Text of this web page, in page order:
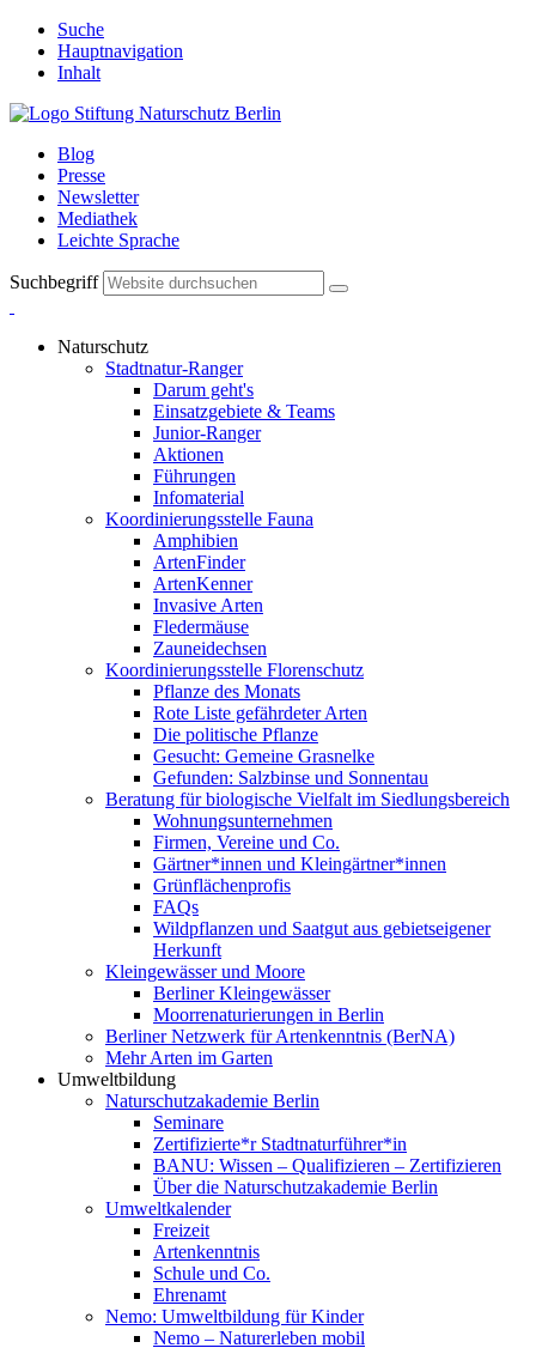
Suche
Hauptnavigation
Inhalt
Blog
Presse
Newsletter
Mediathek
Leichte Sprache
Suchbegriff
Naturschutz
Stadtnatur-Ranger
Darum geht's
Einsatzgebiete & Teams
Junior-Ranger
Aktionen
Führungen
Infomaterial
Koordinierungsstelle Fauna
Amphibien
ArtenFinder
ArtenKenner
Invasive Arten
Fledermäuse
Zauneidechsen
Koordinierungsstelle Florenschutz
Pflanze des Monats
Rote Liste gefährdeter Arten
Die politische Pflanze
Gesucht: Gemeine Grasnelke
Gefunden: Salzbinse und Sonnentau
Beratung für biologische Vielfalt im Siedlungsbereich
Wohnungsunternehmen
Firmen, Vereine und Co.
Gärtner*innen und Kleingärtner*innen
Grünflächenprofis
FAQs
Wildpflanzen und Saatgut aus gebietseigener
Herkunft
Kleingewässer und Moore
Berliner Kleingewässer
Moorrenaturierungen in Berlin
Berliner Netzwerk für Artenkenntnis (BerNA)
Mehr Arten im Garten
Umweltbildung
Naturschutzakademie Berlin
Seminare
Zertifizierte*r Stadtnaturführer*in
BANU: Wissen – Qualifizieren – Zertifizieren
Über die Naturschutzakademie Berlin
Umweltkalender
Freizeit
Artenkenntnis
Schule und Co.
Ehrenamt
Nemo: Umweltbildung für Kinder
Nemo – Naturerleben mobil